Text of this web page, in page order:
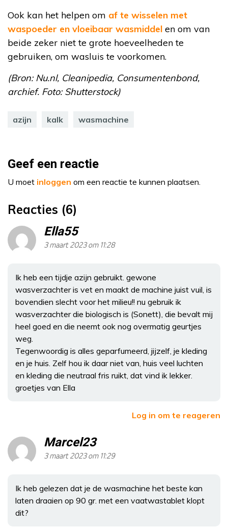
Ook kan het helpen om af te wisselen met
waspoeder en vloeibaar wasmiddel en om van
beide zeker niet te grote hoeveelheden te
gebruiken, om wasluis te voorkomen.
(Bron: Nu.nl, Cleanipedia, Consumentenbond,
archief. Foto: Shutterstock)
azijn kalk wasmachine
Geef een reactie
U moet inloggen om een reactie te kunnen plaatsen.
Reacties (6)
Ella55
3 maart 2023 om 11:28
Ik heb een tijdje azijn gebruikt. gewone
wasverzachter is vet en maakt de machine juist vuil, is
bovendien slecht voor het milieu!! nu gebruik ik
wasverzachter die biologisch is (Sonett), die bevalt mij
heel goed en die neemt ook nog overmatig geurtjes
weg.
Tegenwoordig is alles geparfumeerd, jijzelf, je kleding
en je huis. Zelf hou ik daar niet van, huis veel luchten
en kleding die neutraal fris ruikt, dat vind ik lekker.
groetjes van Ella
Log in om te reageren
Marcel23
3 maart 2023 om 11:29
Ik heb gelezen dat je de wasmachine het beste kan
laten draaien op 90 gr. met een vaatwastablet klopt
dit?